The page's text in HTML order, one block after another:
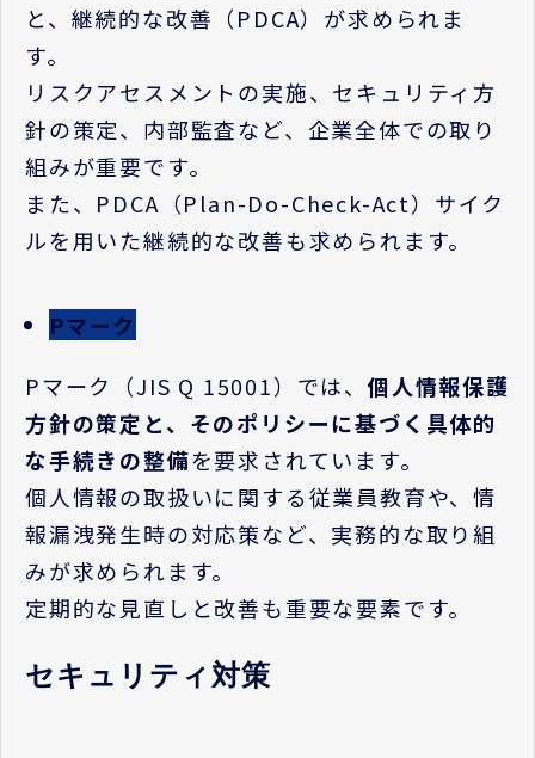
と、継続的な改善（PDCA）が求められま
す。
リスクアセスメントの実施、セキュリティ方
針の策定、内部監査など、企業全体での取り
組みが重要です。
また、 PDCA （Plan-Do-Check-Act）サイク
ルを用いた継続的な改善も求められます。
Pマーク
Pマーク（JIS Q 15001）では、個人情報保護
方針の策定と、そのポリシーに基づく具体的
な手続きの整備を要求されています。
個人情報の取扱いに関する従業員教育や、情
報漏洩発生時の対応策など、実務的な取り組
みが求められます。
定期的な見直しと改善も重要な要素です。
セキュリティ対策